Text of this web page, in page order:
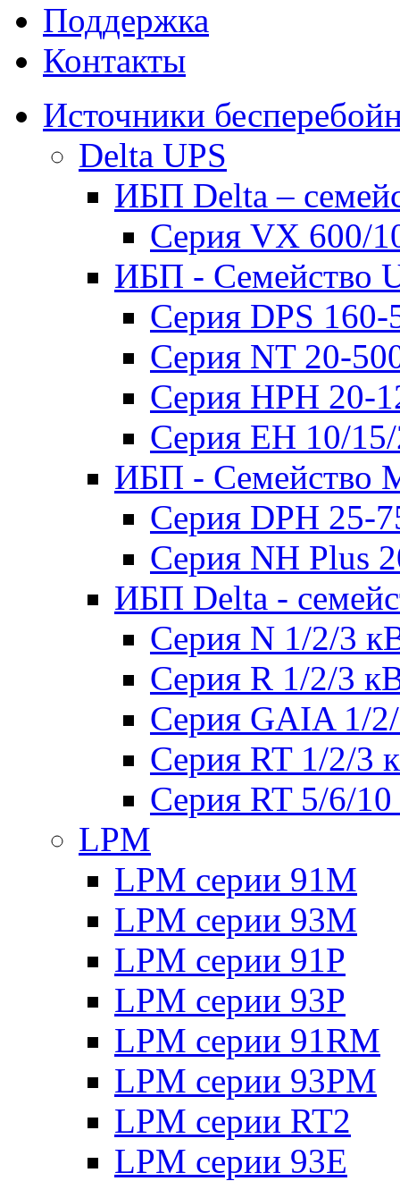
Поддержка
Контакты
Источники
Delta UPS
ИБП Delta –
Серия VX 600/
ИБП - Семейство
Серия DPS
Серия NT 20-
Серия HPH 20-
Серия EH 10/
ИБП - Семейство
Серия DPH 25-
Серия NH Plus
ИБП Delta -
Серия N 1/2/3
Серия R 1/2/3
Серия GAIA 1/
Серия RT 1/2/3
Серия RT 5/6/
LPM
LPM серии 91M
LPM серии 93M
LPM серии 91P
LPM серии 93P
LPM серии 91RM
LPM серии 93PM
LPM серии RT2
LPM серии 93E